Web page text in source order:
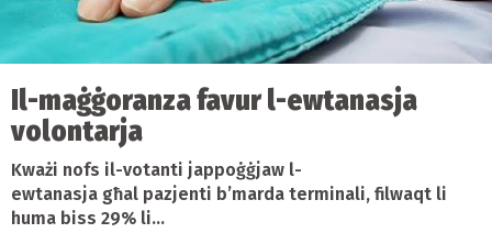
Il-maġġoranza favur l-ewtanasja
volontarja
Kważi nofs il-votanti jappoġġjaw l-
ewtanasja għal pazjenti b’marda terminali, filwaqt li
huma biss 29% li...